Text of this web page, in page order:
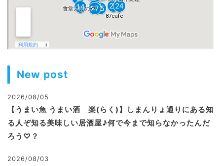
New post
2026/08/05
【うまい魚 うまい酒 楽(らく)】しまんりょ通りにある知
る人ぞ知る美味しい居酒屋♪何で今まで知らなかったんだ
ろう♡？
2026/08/03